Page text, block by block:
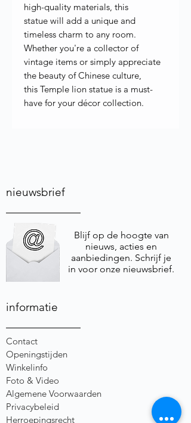
high-quality materials, this
statue will add a unique and
timeless charm to any room.
Whether you're a collector of
vintage items or simply appreciate
the beauty of Chinese culture,
this Temple lion statue is a must-
have for your décor collection.
nieuwsbrief
Blijf op de hoogte van
nieuws, acties en
aanbiedingen. Schrijf je
in voor onze nieuwsbrief.
informatie
Contact
Openingstijden
Winkelinfo
Foto & Video
Algemene Voorwaarden
Privacybeleid
Herroepingsrecht